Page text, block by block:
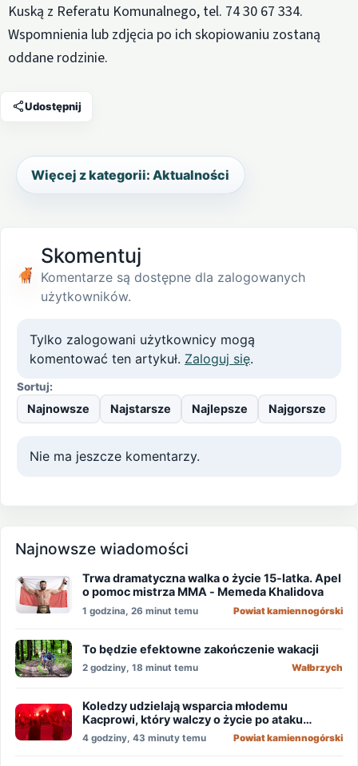
Kuską z Referatu Komunalnego, tel. 74 30 67 334.
Wspomnienia lub zdjęcia po ich skopiowaniu zostaną
oddane rodzinie.
Udostępnij
Więcej z kategorii: Aktualności
Skomentuj
Komentarze są dostępne dla zalogowanych
użytkowników.
Tylko zalogowani użytkownicy mogą
komentować ten artykuł. Zaloguj się.
Sortuj:
Najnowsze Najstarsze Najlepsze Najgorsze
Nie ma jeszcze komentarzy.
Najnowsze wiadomości
Trwa dramatyczna walka o życie 15-latka. Apel
o pomoc mistrza MMA - Memeda Khalidova
1 godzina, 26 minut temu Powiat kamiennogórski
To będzie efektowne zakończenie wakacji
2 godziny, 18 minut temu Wałbrzych
Koledzy udzielają wsparcia młodemu
Kacprowi, który walczy o życie po ataku
nożownika!
4 godziny, 43 minuty temu Powiat kamiennogórski